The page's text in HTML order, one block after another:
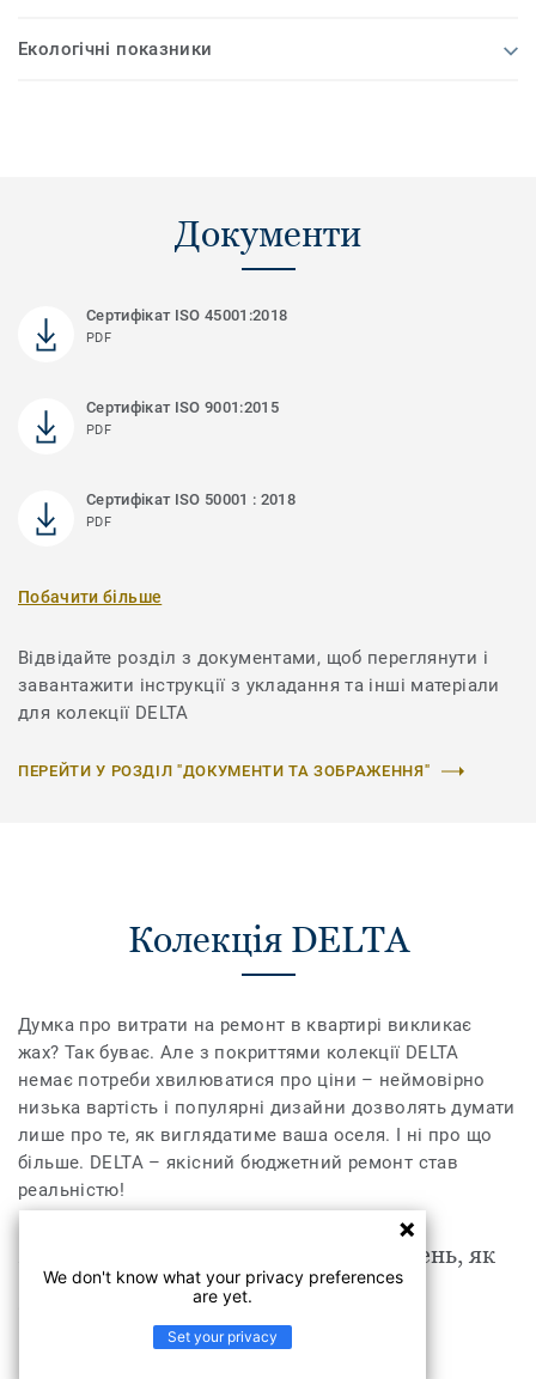
Екологічні показники
Документи
Сертифікат ISO 45001:2018
PDF
Сертифікат ISO 9001:2015
PDF
Сертифікат ISO 50001 : 2018
PDF
Побачити більше
Відвідайте розділ з документами, щоб переглянути і
завантажити інструкції з укладання та інші матеріали
для колекції DELTA
ПЕРЕЙТИ У РОЗДІЛ "ДОКУМЕНТИ ТА ЗОБРАЖЕННЯ"
Колекція DELTA
Думка про витрати на ремонт в квартирі викликає
жах? Так буває. Але з покриттями колекції DELTA
немає потреби хвилюватися про ціни – неймовірно
низька вартість і популярні дизайни дозволять думати
лише про те, як виглядатиме ваша оселя. І ні про що
більше. DELTA – якісний бюджетний ремонт став
реальністю!
DELTA підходить для таких приміщень, як
Побутові приміщення
We don't know what your privacy preferences
are yet.
Set your privacy